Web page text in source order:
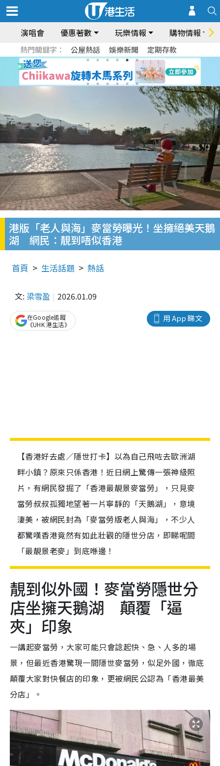
演唱會 優惠著數 玩樂情報 購物情報
熱門關鍵字： 公屋熱話 娛樂新聞 定期存款
港版「老人與海」麥當勞曝光！坐擁絕美天鵝
湖 網民：靚到唔似香港
首頁 生活話題 熱話
文: 梁雪盈 2026.01.09
用 App 睇文
在Google追蹤
《UHK 港生活》
【香港好去處／隱世打卡】以為自己飛咗去歐洲湖
畔小鎮？原來只係香港！近日網上驚傳一張神級照
片，有網民發掘了「香港最靚景麥當勞」，只見麥
當勞叔叔孤獨地望著一片寧靜的「天鵝湖」，意境
淒美，被網民封為「麥當勞版老人與海」，不少人
都驚嘆香港竟然有如此壯觀的隱世分店，即睇呢間
「最靚景老麥」到底喺邊！
靚到似外國！麥當勞隱世分
店坐擁天鵝湖 顛覆「逼
夾」印象
一講起麥當勞，大家可能只會諗起快、急、人多的場
景，但最近香港驚現一間隱世麥當勞，似足外國，徹底
顛覆大家對快餐店的印象，更被網民公認為「香港最美
分店」。